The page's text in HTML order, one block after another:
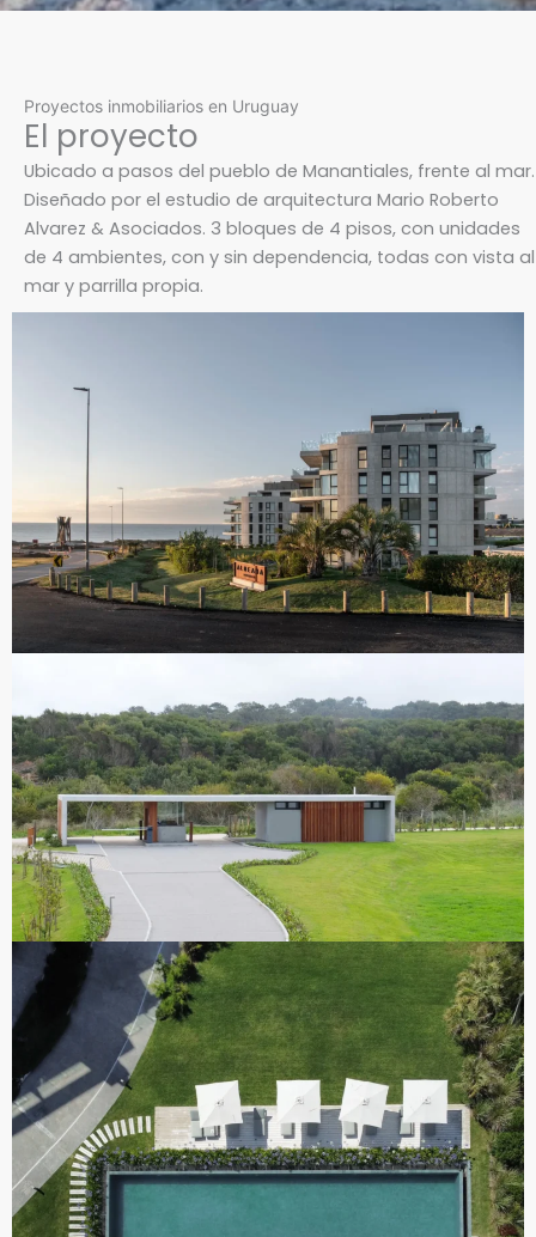
Proyectos inmobiliarios en Uruguay
El proyecto
Ubicado a pasos del pueblo de Manantiales, frente al mar.
Diseñado por el estudio de arquitectura Mario Roberto
Alvarez & Asociados. 3 bloques de 4 pisos, con unidades
de 4 ambientes, con y sin dependencia, todas con vista al
mar y parrilla propia.